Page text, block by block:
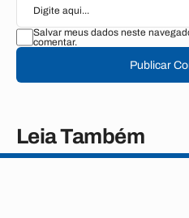
Salvar meus dados neste
comentar.
Publicar
Leia Também